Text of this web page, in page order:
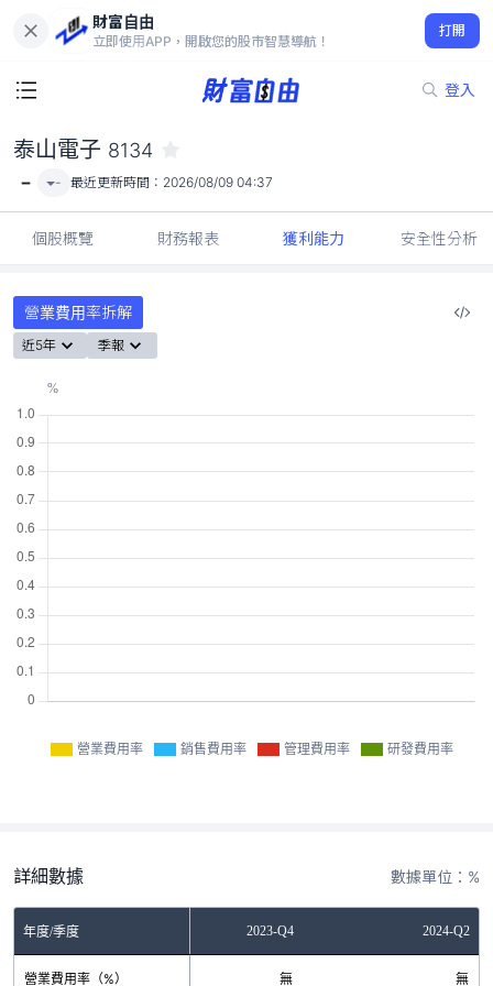
財富自由
立即使用APP，開啟您的股市智慧導航！
打開
登入
-
泰山電子 8134
- - 最近更新時間： 2026/08/09 04:37
個股概覽 財務報表 獲利能力 安全性分析
營業費用率拆解
近5年 季報
營業費用率 銷售費用率 管理費用率 研發費用率
詳細數據 數據單位：%
年度/季度2023-Q2 2023-Q4 2024-Q2
營業費用率（%）
無 無 無